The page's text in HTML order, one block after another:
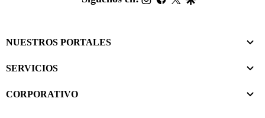
NUESTROS PORTALES
SERVICIOS
CORPORATIVO